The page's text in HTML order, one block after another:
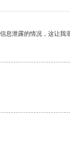
泄露的情况，这让我